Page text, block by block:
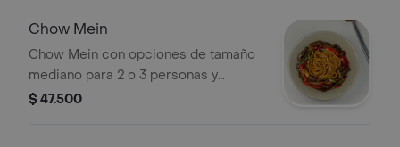
Chow Mein
Chow Mein con opciones de tamaño
mediano para 2 o 3 personas y
grande para 4 o 6 personas.
$ 47.500